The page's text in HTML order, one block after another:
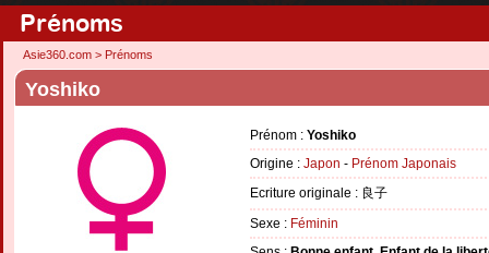
Prénoms
Asie360.com > Prénoms
Yoshiko
Prénom : Yoshiko
Origine : Japon - Prénom Japonais
Ecriture originale : 良子
Sexe : Féminin